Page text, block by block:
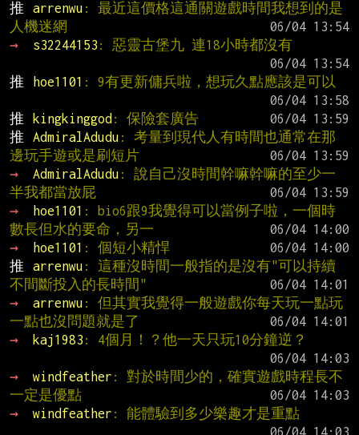
推
arrenwu : 最近這價格這通關遊戲時間我想到的是
人機迷網
→
s32244153 : 惡靈古堡九 連18小時都沒有
推
hoe1101 : 9有更新傭兵啦，想玩久點應該是可以
推
kingkinggod : 保險套廣告
推
AdmiralAdudu : 考量到現代人有時間也通常在那
邊玩手遊或是刷短片
→
AdmiralAdudu : 說自己沒時間幹嘛幹嘛的至少一
半我都當放屁
→
hoe1101 : bio6跟9我覺得可以當例子啦，一個時
數長但水的要命，另一
→
hoe1101 : 個短小精悍
推
arrenwu : 這種沒時間一般指的是沒有"可以持續
不間斷投入的長時間"
→
arrenwu : 但其實我覺得一般遊戲你每天玩一點玩
一點也沒問題就是了
→
kaj1983 : 4個月！？他一天只玩10分鐘逆？
→
windfeather : 對於時間少的，確實遊戲時程長不
一定是優點
→
windfeather : 能體驗到多少樂趣才是重點